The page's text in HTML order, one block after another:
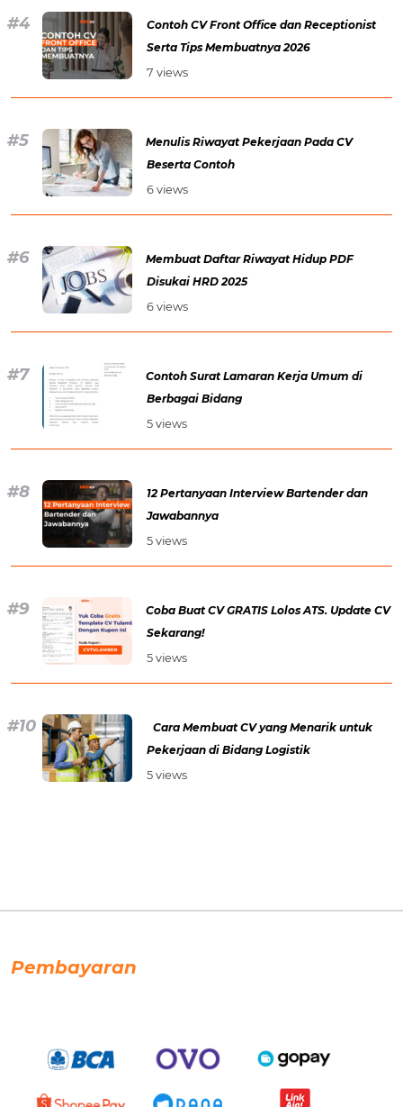
Contoh CV Front Office dan Receptionist
Serta Tips Membuatnya 2026
7 views
Menulis Riwayat Pekerjaan Pada CV
Beserta Contoh
6 views
Membuat Daftar Riwayat Hidup PDF
Disukai HRD 2025
6 views
Contoh Surat Lamaran Kerja Umum di
Berbagai Bidang
5 views
12 Pertanyaan Interview Bartender dan
Jawabannya
5 views
Coba Buat CV GRATIS Lolos ATS. Update CV
Sekarang!
5 views
Cara Membuat CV yang Menarik untuk
Pekerjaan di Bidang Logistik
5 views
Pembayaran